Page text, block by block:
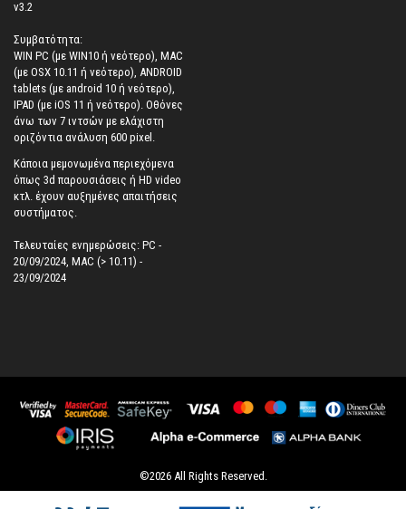
v3.2
Συμβατότητα:
WIN PC (με WIN10 ή νεότερο), MAC
(με OSX 10.11 ή νεότερο), ANDROID
tablets (με android 10 ή νεότερο),
IPAD (με iOS 11 ή νεότερο). Oθόνες
άνω των 7 ιντσών με ελάχιστη
οριζόντια ανάλυση 600 pixel.
Κάποια μεμονωμένα περιεχόμενα
όπως 3d παρουσιάσεις ή HD video
κτλ. έχουν αυξημένες απαιτήσεις
συστήματος.
Τελευταίες ενημερώσεις: PC -
20/09/2024, MAC (> 10.11) -
23/09/2024
©2026All Rights Reserved.